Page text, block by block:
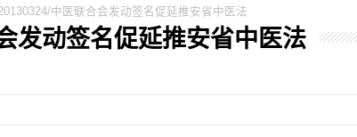
中医联合会发动签名促延推安省中医法
发动签名促延推安省中医法